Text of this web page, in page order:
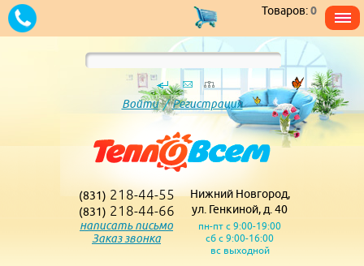
Товаров:0
Войти/Регистрация
(831) 218-44-55
(831) 218-44-66
написать письмо
Заказ звонка
Нижний Новгород,
ул. Генкиной, д. 40
пн-пт с 9:00-19:00
сб с 9:00-16:00
вс выходной